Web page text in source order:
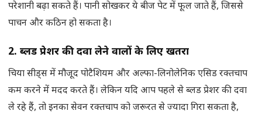
परेशानी बढ़ा सकते हैं। पानी सोखकर ये बीज पेट में फूल जाते हैं, जिससे
पाचन और कठिन हो सकता है।
2. ब्लड प्रेशर की दवा लेने वालों के लिए खतरा
चिया सीड्स में मौजूद पोटैशियम और अल्फा-लिनोलेनिक एसिड रक्तचाप
कम करने में मदद करते हैं। लेकिन यदि आप पहले से ब्लड प्रेशर की दवा
ले रहे हैं, तो इनका सेवन रक्तचाप को जरूरत से ज्यादा गिरा सकता है,